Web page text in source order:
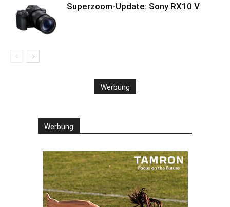
Superzoom-Update: Sony RX10 V
Werbung
Werbung